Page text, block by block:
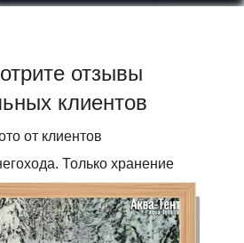
отзывы
клиентов
от клиентов
Только хранение